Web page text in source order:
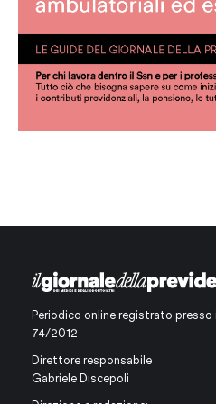
Periodico online registrato presso
74/2012
Direttore responsabile
Gabriele Discepoli